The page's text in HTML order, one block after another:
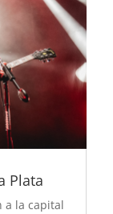
Plata
a la capital